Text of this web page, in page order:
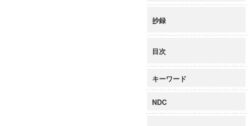
抄録
目次
キーワード
NDC